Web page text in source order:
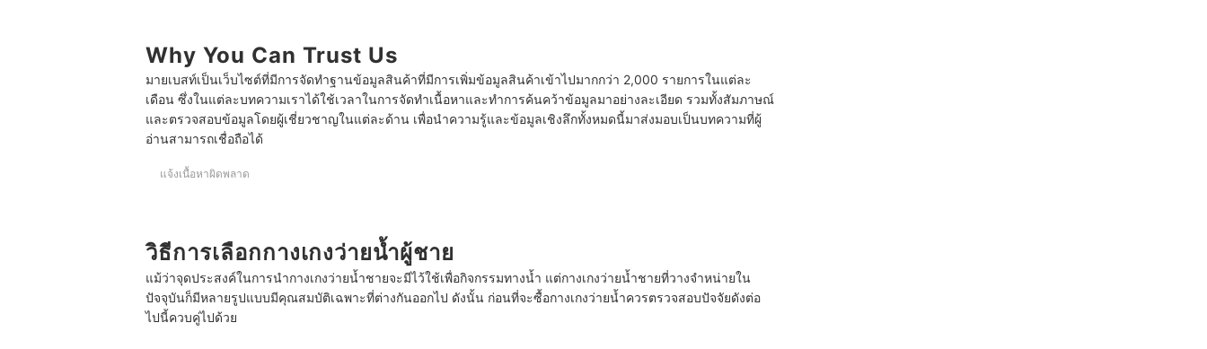
10 กางเกงว่ายน้ำชาย ยี่ห้อไหนดี มีซับใน ขาสั้น ขายาว
กางเกงว่ายน้ำชายสามารถซักเครื่องได้หรือไม่
สามารถใส่กางเกงว่ายน้ำโดยไม่ใส่ชุดชั้นในได้หรือไม่
Why You Can Trust Us
มายเบสท์เป็นเว็บไซต์ที่มีการจัดทำฐานข้อมูลสินค้าที่มีการเพิ่มข้อมูลสินค้าเข้าไปมากกว่า 2,000 รายการในแต่ละ
เดือน ซึ่งในแต่ละบทความเราได้ใช้เวลาในการจัดทำเนื้อหาและทำการค้นคว้าข้อมูลมาอย่างละเอียด รวมทั้งสัมภาษณ์
และตรวจสอบข้อมูลโดยผู้เชี่ยวชาญในแต่ละด้าน เพื่อนำความรู้และข้อมูลเชิงลึกทั้งหมดนี้มาส่งมอบเป็นบทความที่ผู้
อ่านสามารถเชื่อถือได้
แจ้งเนื้อหาผิดพลาด
วิธีการเลือกกางเกงว่ายน้ำผู้ชาย
แม้ว่าจุดประสงค์ในการนำกางเกงว่ายน้ำชายจะมีไว้ใช้เพื่อกิจกรรมทางน้ำ แต่กางเกงว่ายน้ำชายที่วางจำหน่ายใน
ปัจจุบันก็มีหลายรูปแบบมีคุณสมบัติเฉพาะที่ต่างกันออกไป ดังนั้น ก่อนที่จะซื้อกางเกงว่ายน้ำควรตรวจสอบปัจจัยดังต่อ
ไปนี้ควบคู่ไปด้วย